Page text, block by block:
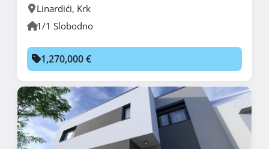
Linardići, Krk
1/1 Slobodno
1,270,000 €